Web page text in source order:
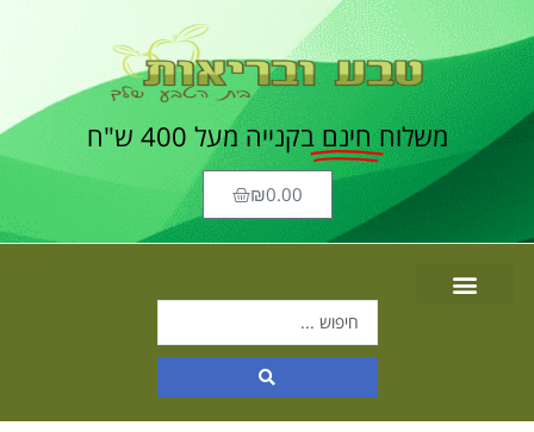
משלוח חינם בקנייה מעל 400 ש"ח
₪0.00